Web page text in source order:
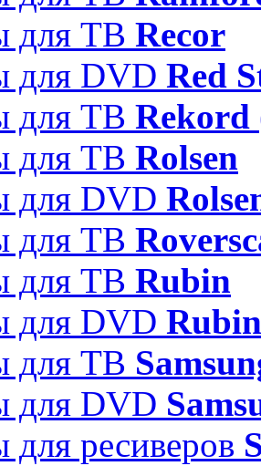
для ТВ Recor
для DVD Red
для ТВ Rekord
для ТВ Rolsen
для DVD
для ТВ
для ТВ Rubin
для DVD Rubin
для ТВ
для DVD
для ресиверов